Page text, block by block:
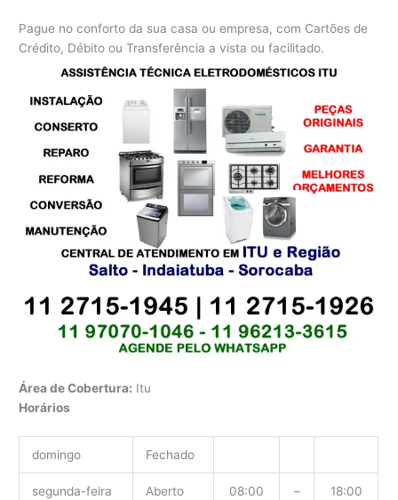
Pague no conforto da sua casa ou empresa, com Cartões de
Crédito, Débito ou Transferência a vista ou facilitado.
Área de Cobertura: Itu
Horários
domingo Fechado
segunda-feira Aberto 08:00 – 18:00